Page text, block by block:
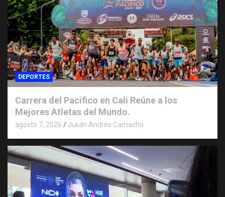
DEPORTES
Carrera del Pacifico en Cali Reúne a los
Mejores Atletas del Mundo.
agosto 7, 2026 Julián Andrés Camacho